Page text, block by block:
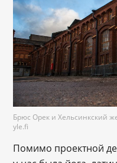
Брюс Орек и Хельсинкский
yle.fi
Помимо проектной